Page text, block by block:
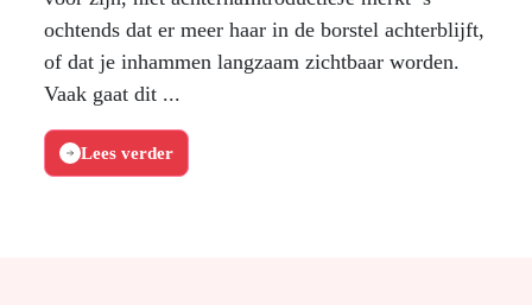
ochtends dat er meer haar in de borstel achterblijft,
of dat je inhammen langzaam zichtbaar worden.
Vaak gaat dit ...
Lees verder